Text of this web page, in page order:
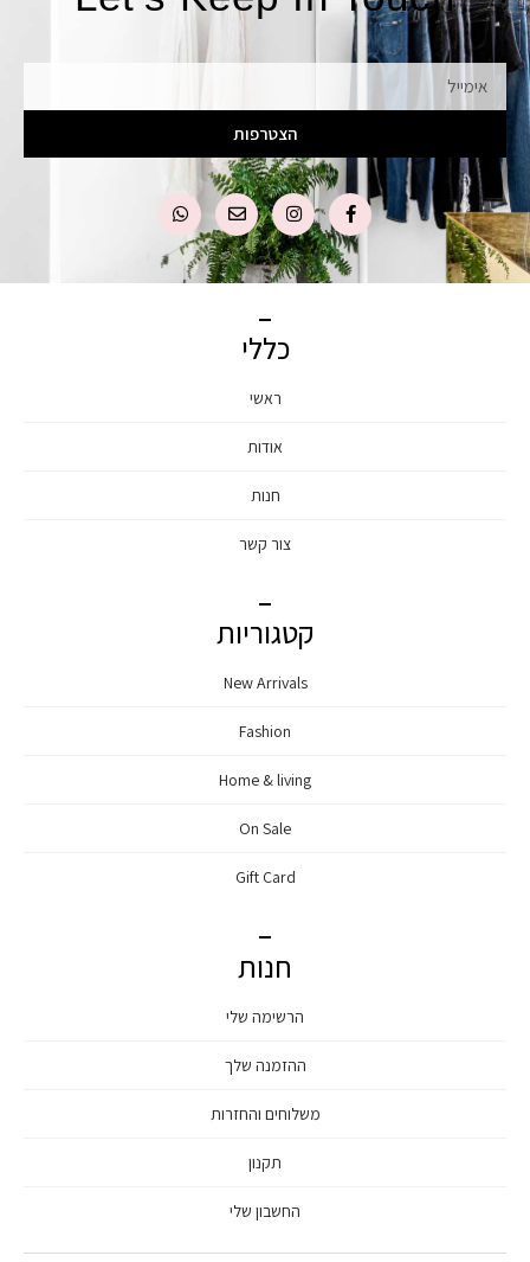
אימייל
הצטרפות
כללי
ראשי
אודות
חנות
צור קשר
קטגוריות
New Arrivals
Fashion
Home & living
On Sale
Gift Card
חנות
הרשימה שלי
ההזמנה שלך
משלוחים והחזרות
תקנון
החשבון שלי